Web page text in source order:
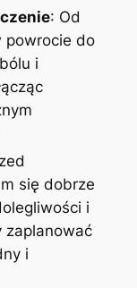
: Od
powrocie do
i
się dobrze
i
zaplanować
i